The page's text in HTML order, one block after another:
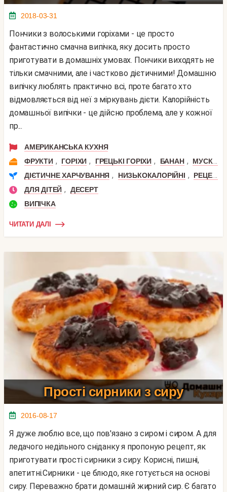
2018-03-31
Пончики з волоськими горіхами - це просто
фантастично смачна випічка, яку досить просто
приготувати в домашніх умовах. Пончики виходять не
тільки смачними, але і частково дієтичними! Домашню
випічку люблять практично всі, проте багато хто
відмовляється від неї з міркувань дієти. Калорійність
домашньої випічки - це дійсно проблема, але у кожної
пр...
АМЕРИКАНСЬКА КУХНЯ
ФРУКТИ , ГОРІХИ , ГРЕЦЬКІ ГОРІХИ , БАНАН ,
МУСКАТНИЙ ГОРІХ
ДІЄТИЧНЕ ХАРЧУВАННЯ , НИЗЬКОКАЛОРІЙНІ ,
РЕЦЕПТИ ДЛЯ СХУДНЕННЯ
ДЛЯ ДІТЕЙ ,
ДЕСЕРТ
ВИПІЧКА
ЧИТАТИ ДАЛІ
Прості сирники з сиру
2016-08-17
Я дуже люблю все, що пов'язано з сиром і сиром. А для
ледачого недільного сніданку я пропоную рецепт, як
приготувати прості сирники з сиру. Корисні, пишні,
апетитні.Сирники - це блюдо, яке готується на основі
сиру. Переважно брати домашній жирний сир. Є багато